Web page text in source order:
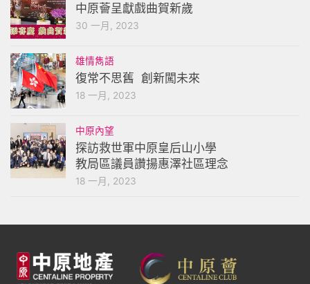
中原薈呈獻戲曲賀新歲
30 一月, 2023
雄情雋語
復常不思舊 創新闖未來
18 一月, 2023
中原內望
探訪救世軍中原皇后山小學
教局區議員讚揚惠澤社區理念
18 一月, 2023